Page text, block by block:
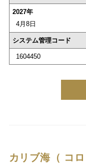
2027年
4月8日
システム管理コード
1604450
カリブ海（ コ